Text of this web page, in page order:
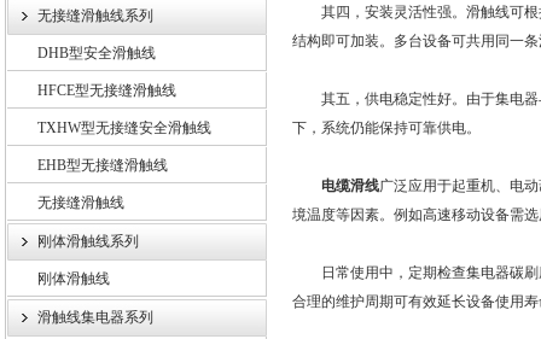
无接缝滑触线系列
DHB型安全滑触线
HFCE型无接缝滑触线
TXHW型无接缝安全滑触线
EHB型无接缝滑触线
无接缝滑触线
刚体滑触线系列
刚体滑触线
滑触线集电器系列
其四，安装灵活性强。滑触线可根
结构即可加装。多台设备可共用同一
其五，供电稳定性好。由于集电器
下，系统仍能保持可靠供电。
电缆滑线广泛应用于起重机、电
境温度等因素。例如高速移动设备需
日常使用中，定期检查集电器碳刷
合理的维护周期可有效延长设备使用